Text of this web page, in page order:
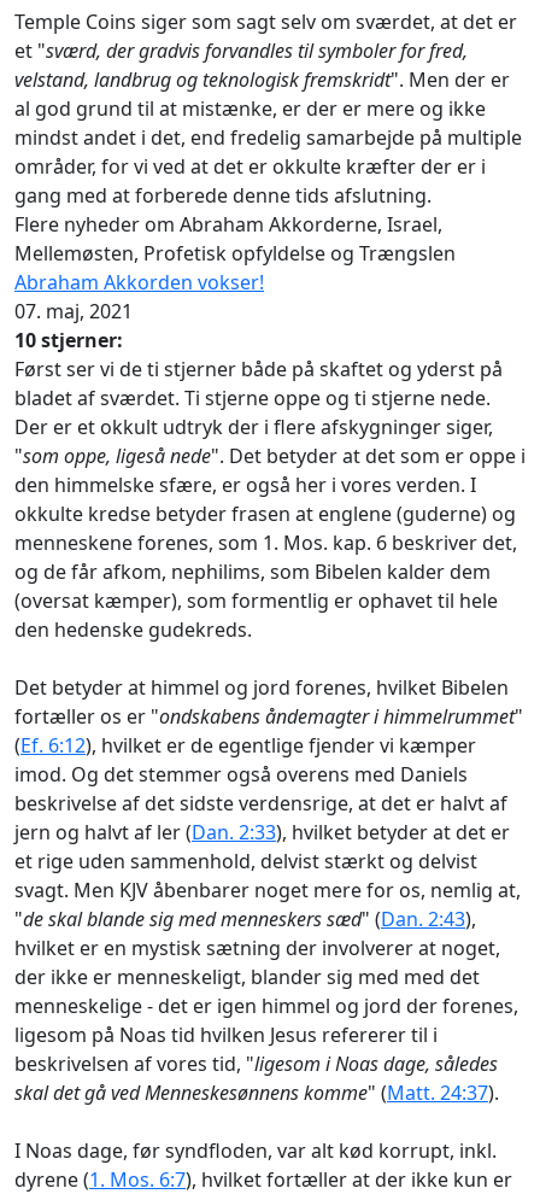
Temple Coins siger som sagt selv om sværdet, at det er
et "sværd, der gradvis forvandles til symboler for fred,
velstand, landbrug og teknologisk fremskridt". Men der er
al god grund til at mistænke, er der er mere og ikke
mindst andet i det, end fredelig samarbejde på multiple
områder, for vi ved at det er okkulte kræfter der er i
gang med at forberede denne tids afslutning.
Flere nyheder om Abraham Akkorderne, Israel,
Mellemøsten, Profetisk opfyldelse og Trængslen
Abraham Akkorden vokser!
07. maj, 2021
10 stjerner:
Først ser vi de ti stjerner både på skaftet og yderst på
bladet af sværdet. Ti stjerne oppe og ti stjerne nede.
Der er et okkult udtryk der i flere afskygninger siger,
"som oppe, ligeså nede". Det betyder at det som er oppe i
den himmelske sfære, er også her i vores verden. I
okkulte kredse betyder frasen at englene (guderne) og
menneskene forenes, som 1. Mos. kap. 6 beskriver det,
og de får afkom, nephilims, som Bibelen kalder dem
(oversat kæmper), som formentlig er ophavet til hele
den hedenske gudekreds.
Det betyder at himmel og jord forenes, hvilket Bibelen
fortæller os er "ondskabens åndemagter i himmelrummet"
(Ef. 6:12), hvilket er de egentlige fjender vi kæmper
imod. Og det stemmer også overens med Daniels
beskrivelse af det sidste verdensrige, at det er halvt af
jern og halvt af ler (Dan. 2:33), hvilket betyder at det er
et rige uden sammenhold, delvist stærkt og delvist
svagt. Men KJV åbenbarer noget mere for os, nemlig at,
"de skal blande sig med menneskers sæd" (Dan. 2:43),
hvilket er en mystisk sætning der involverer at noget,
der ikke er menneskeligt, blander sig med med det
menneskelige - det er igen himmel og jord der forenes,
ligesom på Noas tid hvilken Jesus refererer til i
beskrivelsen af vores tid, "ligesom i Noas dage, således
skal det gå ved Menneskesønnens komme" (Matt. 24:37).
I Noas dage, før syndfloden, var alt kød korrupt, inkl.
dyrene (1. Mos. 6:7), hvilket fortæller at der ikke kun er